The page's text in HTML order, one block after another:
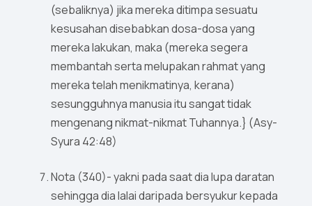
(sebaliknya) jika mereka ditimpa sesuatu
kesusahan disebabkan dosa-dosa yang
mereka lakukan, maka (mereka segera
membantah serta melupakan rahmat yang
mereka telah menikmatinya, kerana)
sesungguhnya manusia itu sangat tidak
mengenang nikmat-nikmat Tuhannya.} (Asy-
Syura 42:48)
Nota (340)- yakni pada saat dia lupa daratan
sehingga dia lalai daripada bersyukur kepada